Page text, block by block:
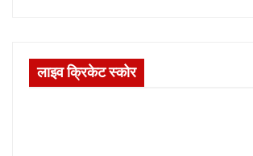
लाइव क्रिकेट स्कोर